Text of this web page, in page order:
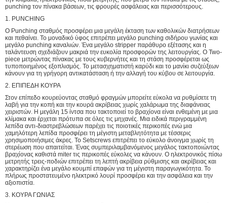
punching τον πίνακα βάσεων, τις φρουρές ασφάλειας και περισσότερους.
1. PUNCHING
Ο Punching σταθμός προσφέρει μια μεγάλη έκταση των καθολικών διατρήσεων
και πεθαίνει. Το μοναδικό ύφος επιτρέπει μεγάλο punching σιδήρου γωνίας και
μεγάλο punching καναλιών. Ένα μεγάλο stripper παράθυρο εξέτασης και η
ταλάντευση σχεδιάζουν μακριά την ευκολία προσφορών της λειτουργίας. Ο Two-
piece μετρώντας πίνακας με τους κυβερνήτες και τη στάση προσφέρεται ως
τυποποιημένος εξοπλισμός. Το μετασχηματιστή καρύδι και το μανίκι συζεύξεων
κάνουν για τη γρήγορη αντικατάσταση ή την αλλαγή του κύβου σε λειτουργία.
2. ΕΠΙΠΕΔΗ ΚΟΥΡΑ
Στον επίπεδο κουρεύοντας σταθμό φραγμών μπορείτε εύκολα να ρυθμίσετε τη
λαβή για την κοπή και την κουρά ακρίβειας χωρίς χαλάρωμα της διαφάνειας
χειριστών. Η μεγάλη 15 ίντσα που τακτοποιεί το βραχίονα είναι ενθεμένη με μια
κλίμακα και έρχεται πρότυπα σε όλες τις μηχανές. Μια ειδικά περιγραμμένη
λεπίδα αντι-διαστρεβλώσεων παρέχει τις ποιοτικές περικοπές ενώ μια
χαμηλότερη λεπίδα προσφέρει τη μέγιστη μεταβλητότητα με τέσσερις
χρησιμοποιήσιμες άκρες. Το Setscrews επιτρέπει το εύκολο άνοιγμα χωρίς τη
στερέωση που απαιτείται. Ένας συμπεριλαμβανόμενος μεγάλος τακτοποιώντας
βραχίονας καθιστά miter τις περικοπές εύκολες να κάνουν. Ο ηλεκτρονικός πίσω
μετρητής τρεις-ποδιών επιτρέπει τη λεπτή ακρίβεια ρύθμισης και ακρίβειας και
χαρακτηρίζει ένα μεγάλο κουμπί επαφών για τη μέγιστη παραγωγικότητα. Το
πλήρως προστατευμένο ηλεκτρικό λουρί προσφέρει και την ασφάλεια και την
αξιοπιστία.
3. ΚΟΥΡΑ ΓΩΝΙΑΣ